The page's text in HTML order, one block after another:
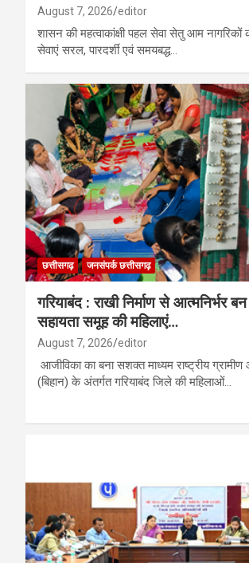
August 7, 2026 editor
शासन की महत्वाकांक्षी पहल सेवा सेतु आम नागरिकों
सेवाएं सरल, पारदर्शी एवं समयबद्ध…
छत्तीसगढ़ जनसंपर्क छत्तीसगढ़
गरियाबंद : राखी निर्माण से आत्मनिर्भर
सहायता समूह की महिलाएं…
August 7, 2026 editor
आजीविका का बना सशक्त माध्यम राष्ट्रीय
(बिहान) के अंतर्गत गरियाबंद जिले की महिलाओं…